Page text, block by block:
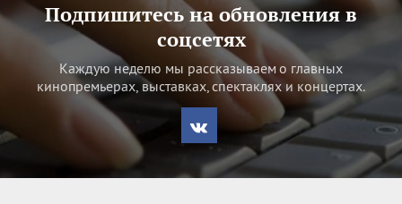
Подпишитесь на обновления в
соцсетях
Каждую неделю мы рассказываем о главных
кинопремьерах, выставках, спектаклях и концертах.